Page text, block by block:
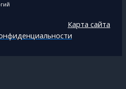
Карта сайта